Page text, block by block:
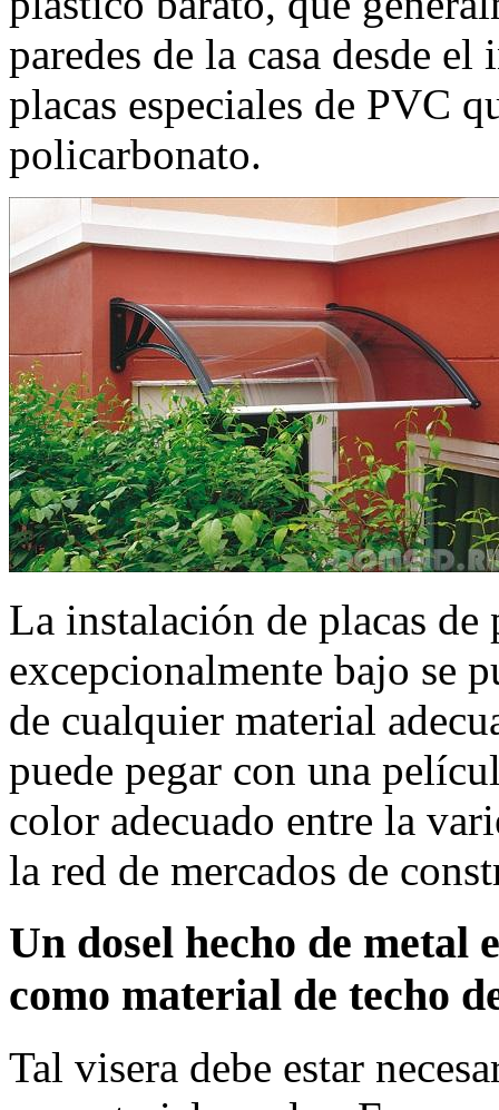
paredes de la casa desde
placas especiales de PVC
policarbonato.
La instalación de placas de
excepcionalmente bajo se
de cualquier material
puede pegar con una
color adecuado entre la
la red de mercados de
Un dosel hecho de metal
como material de techo
Tal visera debe estar